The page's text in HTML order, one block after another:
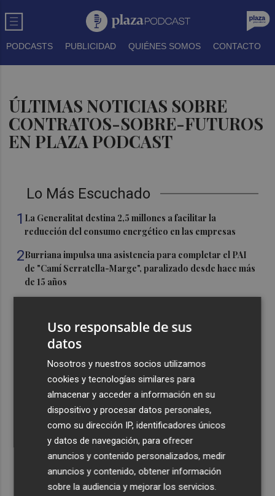
PODCASTS PUBLICIDAD QUIÉNES SOMOS CONTACTO
ÚLTIMAS NOTICIAS SOBRE
CONTRATOS-SOBRE-FUTUROS
EN PLAZA PODCAST
Lo Más Escuchado
1 La Generalitat destina 2,5 millones a facilitar la
reducción del consumo energético en las empresas
2Burriana impulsa una asistencia para completar el PAI
de "Camí Serratella-Marge", paralizado desde hace más
de 15 años
euros de Carrasco"
obras de reforma de la tenencia de alcaldía sur
Castelló acelera el montaje de la infraestructura en las
playas y el Planetari del eclipse para convertirlo en "un
evento histórico"
Uso responsable de sus
datos
Nosotros y nuestros socios utilizamos
cookies y tecnologías similares para
almacenar y acceder a información en su
dispositivo y procesar datos personales,
como su dirección IP, identificadores únicos
y datos de navegación, para ofrecer
anuncios y contenido personalizados, medir
anuncios y contenido, obtener información
sobre la audiencia y mejorar los servicios.